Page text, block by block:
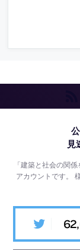
見
「建築と社会の関
アカウントです。